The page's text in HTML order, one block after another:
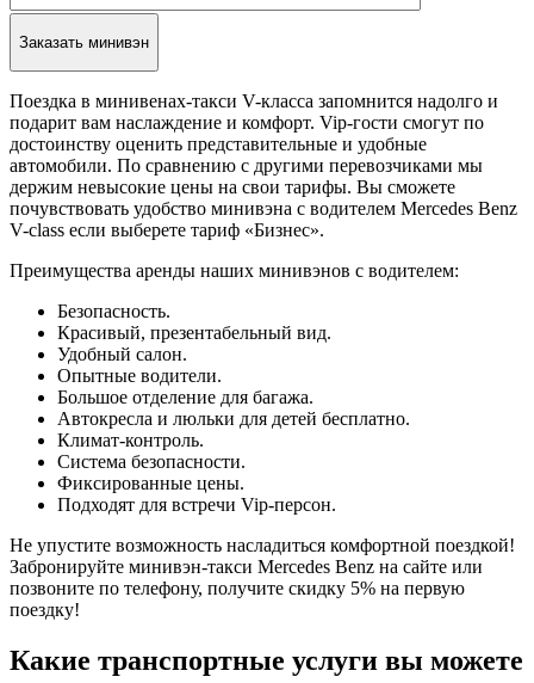
Поездка в минивенах-такси V-класса запомнится надолго и
подарит вам наслаждение и комфорт. Vip-гости смогут по
достоинству оценить представительные и удобные
автомобили. По сравнению с другими перевозчиками мы
держим невысокие цены на свои тарифы. Вы сможете
почувствовать удобство минивэна с водителем Mercedes Benz
V-class если выберете тариф «Бизнес».
Преимущества аренды наших минивэнов с водителем:
Безопасность.
Красивый, презентабельный вид.
Удобный салон.
Опытные водители.
Большое отделение для багажа.
Автокресла и люльки для детей бесплатно.
Климат-контроль.
Система безопасности.
Фиксированные цены.
Подходят для встречи Vip-персон.
Не упустите возможность насладиться комфортной поездкой!
Забронируйте минивэн-такси Mercedes Benz на сайте или
позвоните по телефону, получите скидку 5% на первую
поездку!
Какие транспортные услуги вы можете